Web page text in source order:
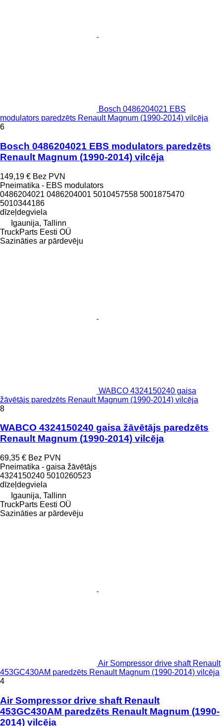
Bosch 0486204021 EBS
modulators paredzēts Renault Magnum (1990-2014) vilcēja
6
Bosch 0486204021 EBS modulators paredzēts
Renault Magnum (1990-2014) vilcēja
149,19 € Bez PVN
Pneimatika - EBS modulators
0486204021 0486204001 5010457558 5001875470
5010344186
dīzeļdegviela
Igaunija, Tallinn
TruckParts Eesti OÜ
Sazināties ar pārdevēju
WABCO 4324150240 gaisa
žāvētājs paredzēts Renault Magnum (1990-2014) vilcēja
8
WABCO 4324150240 gaisa žāvētājs paredzēts
Renault Magnum (1990-2014) vilcēja
69,35 € Bez PVN
Pneimatika - gaisa žāvētājs
4324150240 5010260523
dīzeļdegviela
Igaunija, Tallinn
TruckParts Eesti OÜ
Sazināties ar pārdevēju
Air Sompressor drive shaft Renault
453GC430AM paredzēts Renault Magnum (1990-2014) vilcēja
4
Air Sompressor drive shaft Renault
453GC430AM paredzēts Renault Magnum (1990-
2014) vilcēja